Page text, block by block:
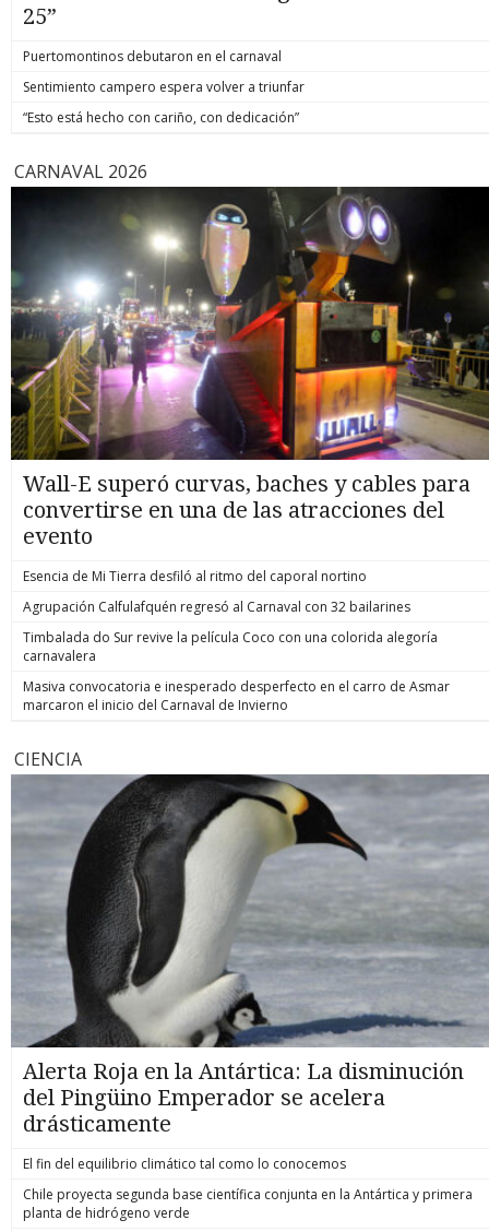
25”
Puertomontinos debutaron en el carnaval
Sentimiento campero espera volver a triunfar
“Esto está hecho con cariño, con dedicación”
CARNAVAL 2026
Wall-E superó curvas, baches y cables para
convertirse en una de las atracciones del
evento
Esencia de Mi Tierra desfiló al ritmo del caporal nortino
Agrupación Calfulafquén regresó al Carnaval con 32 bailarines
Timbalada do Sur revive la película Coco con una colorida alegoría
carnavalera
Masiva convocatoria e inesperado desperfecto en el carro de Asmar
marcaron el inicio del Carnaval de Invierno
CIENCIA
Alerta Roja en la Antártica: La disminución
del Pingüino Emperador se acelera
drásticamente
El fin del equilibrio climático tal como lo conocemos
Chile proyecta segunda base científica conjunta en la Antártica y primera
planta de hidrógeno verde